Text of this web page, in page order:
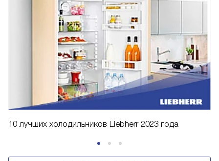
10 лучших холодильников Liebherr 2023 года